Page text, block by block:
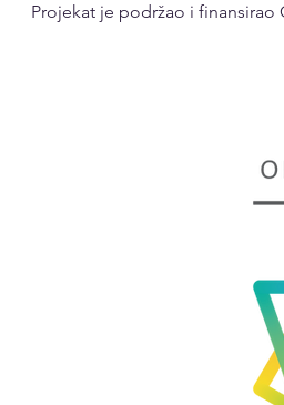
Projekat je podržao i finansirao